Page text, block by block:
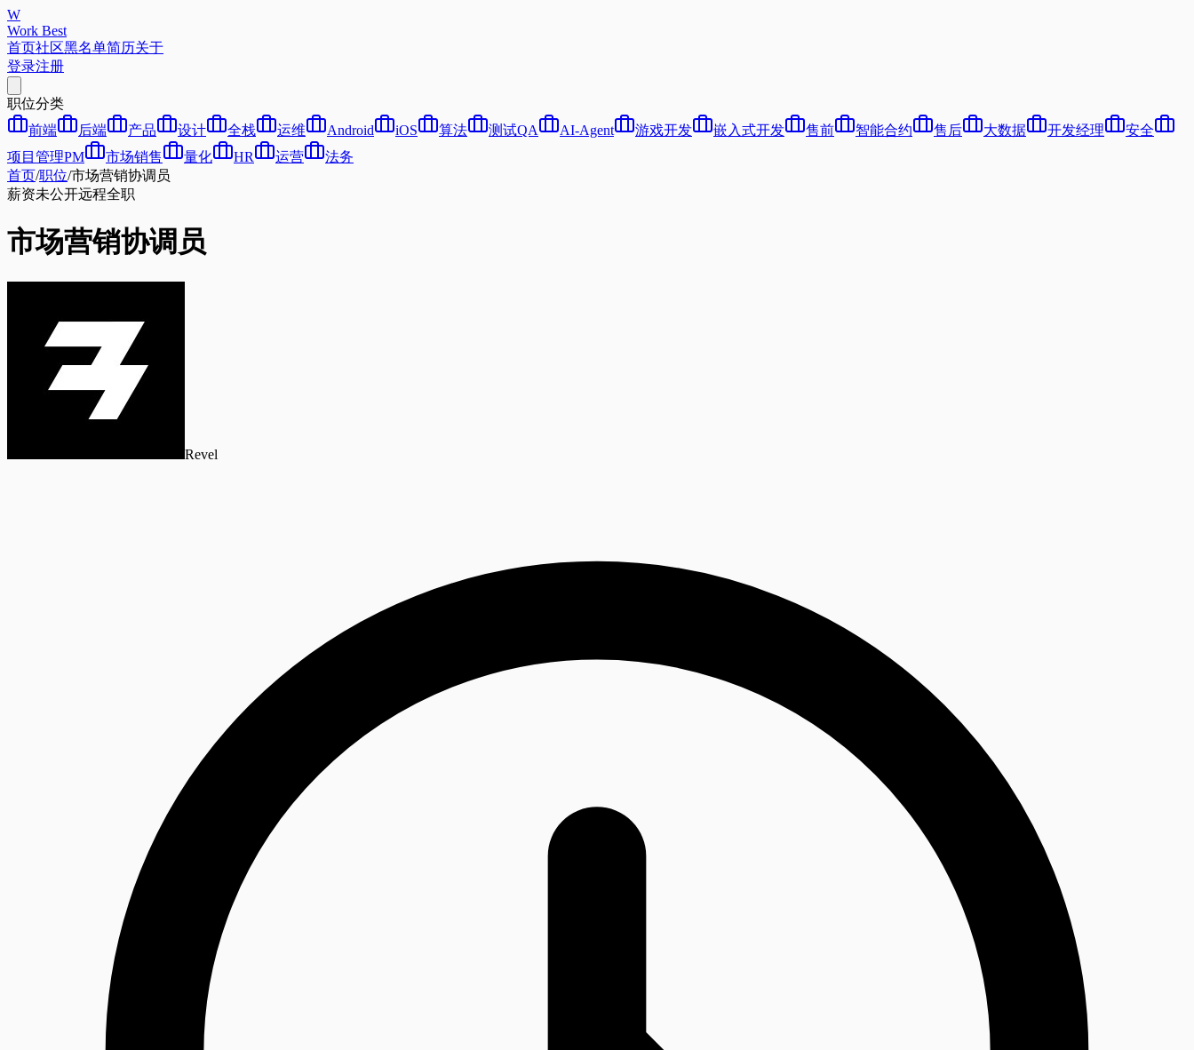
W
Work Best
首页社区黑名单简历关于
登录注册
职位分类
前端
后端 产品 设计 全栈 运维 Android iOS 算法 测试QA AI-Agent 游戏开发 嵌入式开发 售前 智能合约 售后 大数据 开发经理
安全
项目管理PM
市场销售 量化 HR 运营
法务
首页/职位/市场营销协调员
薪资未公开远程全职
市场营销协调员
Revel